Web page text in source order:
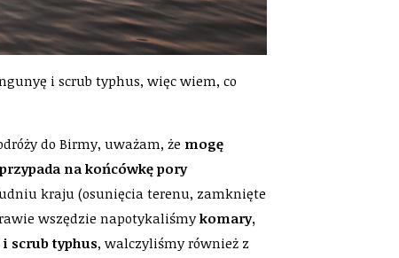
i scrub typhus, więc wiem, co
do Birmy, uważam, że mogę
na końcówkę pory
kraju (osunięcia terenu, zamknięte
wszędzie napotykaliśmykomary,
scrub typhus, walczyliśmy również z